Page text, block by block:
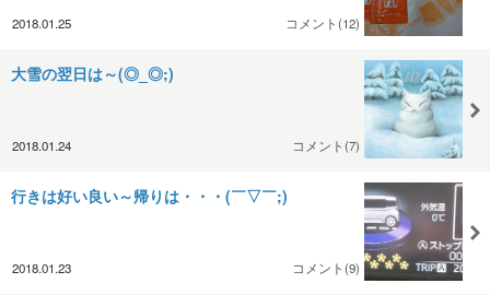
2018.01.25 コメント(12)
大雪の翌日は～(◎_◎;)
2018.01.24 コメント(7)
行きは好い良い～帰りは・・・(￣▽￣;)
2018.01.23 コメント(9)